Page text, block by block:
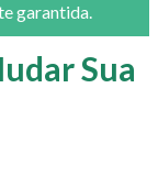
garantida.
Sua